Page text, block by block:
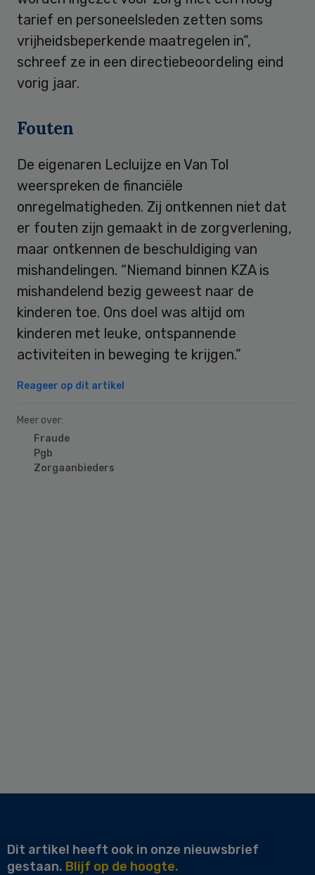
tarief en personeelsleden zetten soms
vrijheidsbeperkende maatregelen in”,
schreef ze in een directiebeoordeling eind
vorig jaar.
Fouten
De eigenaren Lecluijze en Van Tol
weerspreken de financiële
onregelmatigheden. Zij ontkennen niet dat
er fouten zijn gemaakt in de zorgverlening,
maar ontkennen de beschuldiging van
mishandelingen. “Niemand binnen KZA is
mishandelend bezig geweest naar de
kinderen toe. Ons doel was altijd om
kinderen met leuke, ontspannende
activiteiten in beweging te krijgen.”
Reageer op dit artikel
Meer over:
Fraude
Pgb
Zorgaanbieders
Dit artikel heeft ook in onze nieuwsbrief
gestaan. Blijf op de hoogte.